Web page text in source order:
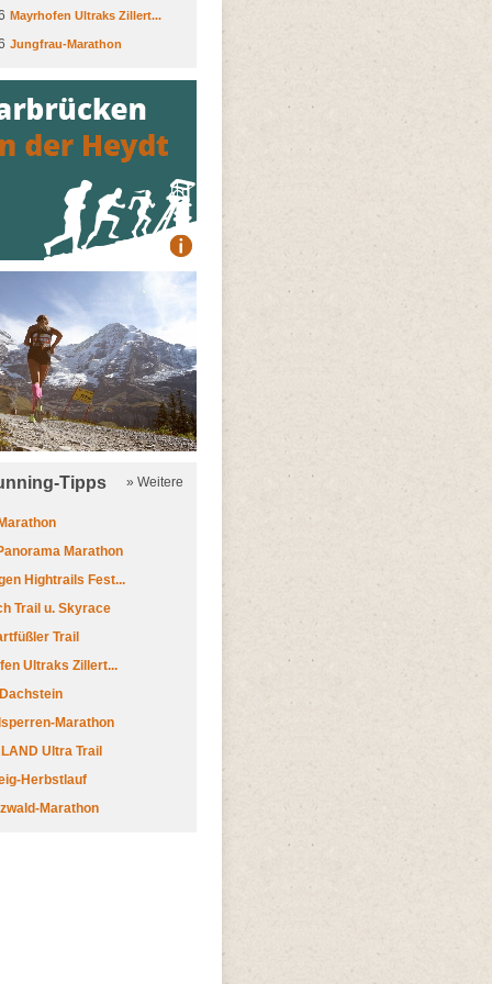
Mayrhofen Ultraks Zillert...
Jungfrau-Marathon
Tipps » Weitere
Marathon
Hightrails Fest...
Trail u. Skyrace
Trail
Ultraks Zillert...
Marathon
Ultra Trail
Herbstlauf
Marathon